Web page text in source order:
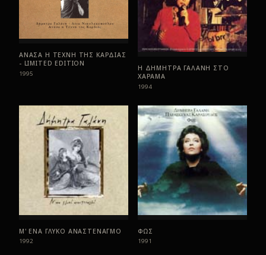
ΑΝΑΣΑ Η ΤΕΧΝΗ ΤΗΣ ΚΑΡΔΙΑΣ
- LIMITED EDITION
1995
Η ΔΗΜΗΤΡΑ ΓΑΛΑΝΗ ΣΤΟ
ΧΑΡΑΜΑ
1994
Μ' ΕΝΑ ΓΛΥΚΟ ΑΝΑΣΤΕΝΑΓΜΟ
1992
ΦΩΣ
1991